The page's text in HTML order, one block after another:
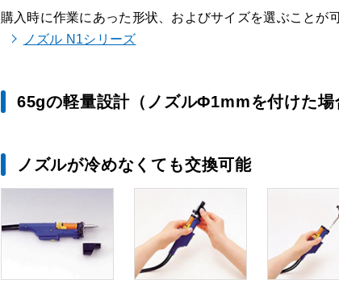
購入時に作業にあった形状、およびサイズを選ぶことが
ノズル N1シリーズ
65gの軽量設計（ノズルΦ1mmを付けた場
ノズルが冷めなくても交換可能